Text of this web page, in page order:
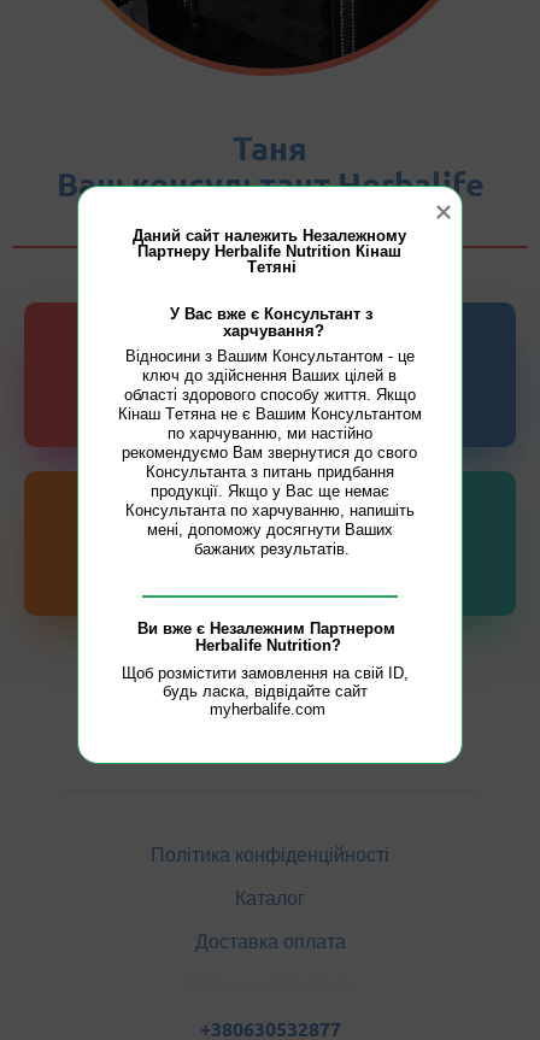
Таня
Ваш консультант Herbalife
VIBER TELEGRAM
Політика конфіденційності
Каталог
Доставка оплата
+380630532877
Даний сайт належить Незалежному
Партнеру Herbalife Nutrition Кiнaш
Відносини з Вашим Консультантом - це
ключ до здійснення Ваших цілей в
області здорового способу життя. Якщо
Кінaш Тeтянa не є Вашим Консультантом
по харчуванню, ми настійно
рекомендуємо Вам звернутися до свого
Консультанта з питань придбання
продукції. Якщо у Вас ще немає
Консультанта по харчуванню, напишіть
мені, допоможу досягнути Ваших
бажаних результатів.
У Вас вже є Консультант з
харчування?
Щоб розмістити замовлення на свій ID,
будь ласка, відвідайте сайт
myherbalife.cоm
Ви вже є Незалежним Партнером
Herbalife Nutrition?